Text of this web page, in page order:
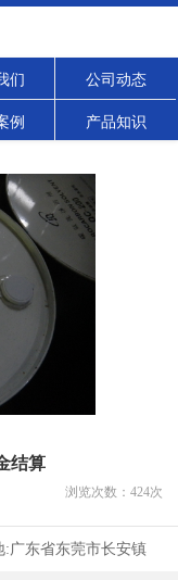
们 公司动态
例 产品知识
结算
浏览次数： 424次
:广东省东莞市长安镇